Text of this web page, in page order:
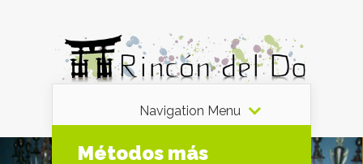
Navigation Menu
Métodos más